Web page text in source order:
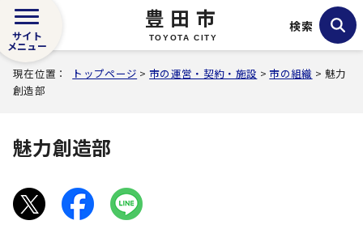
豊田市
TOYOTA CITY
サイト
メニュー
検索
現在位置： トップページ >市の運営・契約・施設 >市の組織 > 魅力
創造部
魅力創造部